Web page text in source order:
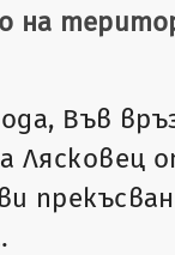
на
Във
Лясковец